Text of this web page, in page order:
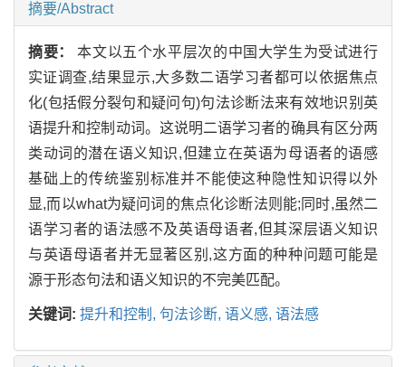
摘要/Abstract
摘要：本文以五个水平层次的中国大学生为受试进行
实证调查,结果显示,大多数二语学习者都可以依据焦点
化(包括假分裂句和疑问句)句法诊断法来有效地识别英
语提升和控制动词。这说明二语学习者的确具有区分两
类动词的潜在语义知识,但建立在英语为母语者的语感
基础上的传统鉴别标准并不能使这种隐性知识得以外
显,而以what为疑问词的焦点化诊断法则能;同时,虽然二
语学习者的语法感不及英语母语者,但其深层语义知识
与英语母语者并无显著区别,这方面的种种问题可能是
源于形态句法和语义知识的不完美匹配。
关键词: 提升和控制, 句法诊断, 语义感, 语法感